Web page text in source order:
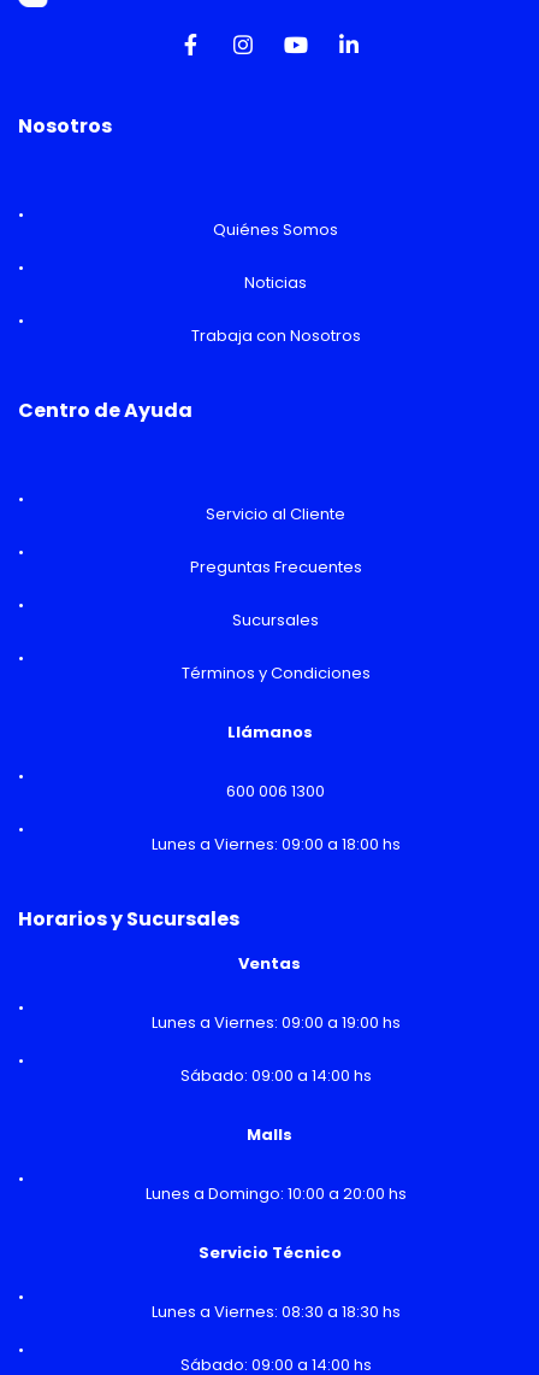
Nosotros
Quiénes Somos
Noticias
Trabaja con Nosotros
Centro de Ayuda
Servicio al Cliente
Preguntas Frecuentes
Sucursales
Términos y Condiciones
Llámanos
600 006 1300
Lunes a Viernes: 09:00 a 18:00 hs
Horarios y Sucursales
Ventas
Lunes a Viernes: 09:00 a 19:00 hs
Sábado: 09:00 a 14:00 hs
Malls
Lunes a Domingo: 10:00 a 20:00 hs
Servicio Técnico
Lunes a Viernes: 08:30 a 18:30 hs
Sábado: 09:00 a 14:00 hs